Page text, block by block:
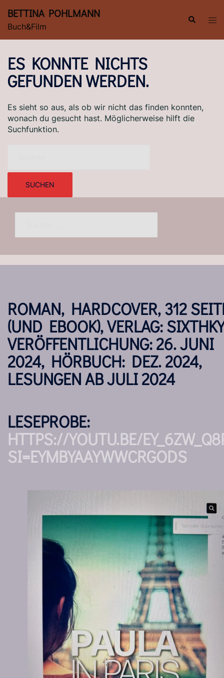
Inhalt
springen
BETTINA POHLMANN
Buch&Film
Suche
ES KONNTE NICHTS
GEFUNDEN WERDEN.
Es sieht so aus, als ob wir nicht das finden konnten,
wonach du gesucht hast. Möglicherweise hilft die
Suchfunktion.
ROMAN, HARDCOVER, 312
(UND EBOOK), VERLAG:
VERÖFFENTLICHUNG: 26. JUNI
2024, HÖRBUCH: DEZ. 2024,
LESUNGEN AB JULI 2024
LESEPROBE:
HTTPS://YOUTU.BE/
SI=EYMBYAAYWWCRGODS